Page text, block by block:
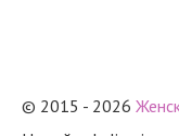
© 2015 - 2026